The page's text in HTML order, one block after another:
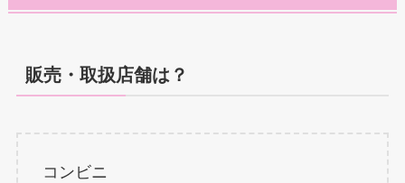
販売・取扱店舗は？
コンビニ